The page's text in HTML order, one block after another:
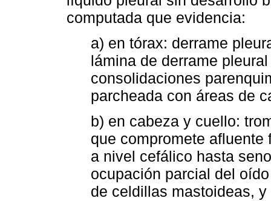
computada que evidencia:
a) en tórax: derrame
lámina de derrame
consolidaciones
parcheada con áreas de
b) en cabeza y cuello:
que compromete
a nivel cefálico hasta
ocupación parcial del
de celdillas mastoideas, y